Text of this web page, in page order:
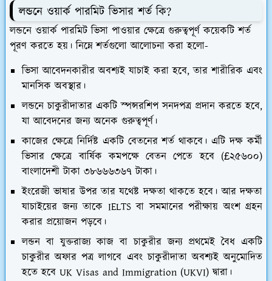
লন্ডনে ওয়ার্ক পারমিট ভিসার শর্ত কি?
লন্ডনে ওয়ার্ক পারমিট ভিসা পাওয়ার ক্ষেত্রে গুরুত্বপূর্ণ কয়েকটি শর্ত
পূরণ করতে হয়। নিম্নে শর্তগুলো আলোচনা করা হলো-
ভিসা আবেদনকারীর অবশ্যই যাচাই করা হবে, তার শারীরিক এবং
মানসিক অবস্থার।
লন্ডনে চাকুরীদাতার একটি স্পন্সরশিপ সনদপত্র প্রদান করতে হবে,
যা আবেদনের জন্য অনেক গুরুত্বপূর্ণ।
কাজের ক্ষেত্রে নির্দিষ্ট একটি বেতনের শর্ত থাকবে। এটি দক্ষ কর্মী
ভিসার ক্ষেত্রে বার্ষিক কমপক্ষে বেতন পেতে হবে (£২৫৬০০)
বাংলাদেশী টাকা ৩৮৬৬৬৩৬৭ টাকা।
ইংরেজী ভাষার উপর তার যথেষ্ট দক্ষতা থাকতে হবে। আর দক্ষতা
যাচাইয়ের জন্য তাকে IELTS বা সমমানের পরীক্ষায় অংশ গ্রহন
করার প্রয়োজন পড়বে।
লন্ডন বা যুক্তরাজ্য কাজ বা চাকুরীর জন্য প্রথমেই বৈধ একটি
চাকুরীর অফার পত্র লাগবে এবং চাকুরীদাতা অবশ্যই অনুমোদিত
হতে হবে UK Visas and Immigration (UKVI) দ্বারা।